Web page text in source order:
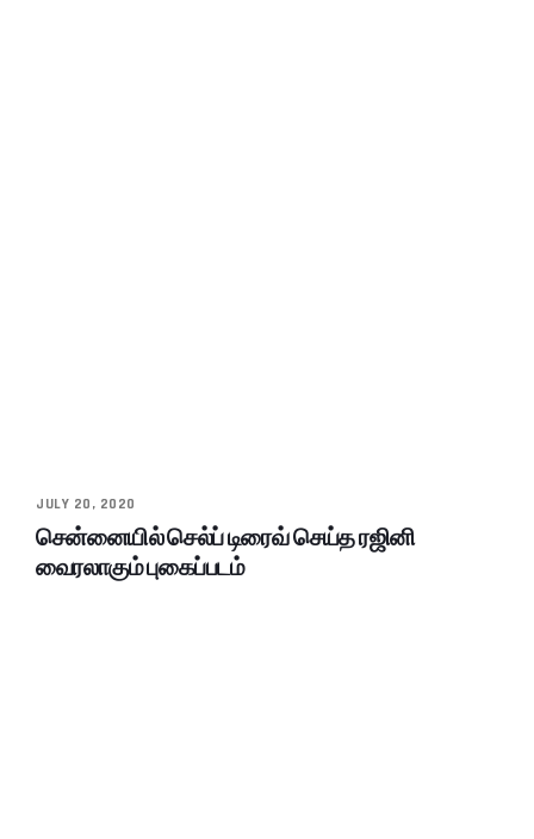
JULY 20, 2020
சென்னையில் செல்ப் டிரைவ் செய்த ரஜினி
வைரலாகும் புகைப்படம்